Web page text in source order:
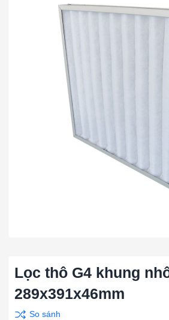
Lọc thô G4 khung
289x391x46mm